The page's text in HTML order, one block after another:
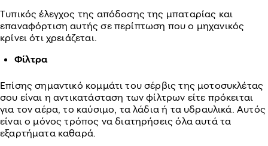
Τυπικός έλεγχος της απόδοσης της μπαταρίας και
επαναφόρτιση αυτής σε περίπτωση που ο μηχανικός
κρίνει ότι χρειάζεται.
Φίλτρα
Επίσης σημαντικό κομμάτι του σέρβις της μοτοσυκλέτας
σου είναι η αντικατάσταση των φίλτρων είτε πρόκειται
για τον αέρα, το καύσιμο, τα λάδια ή τα υδραυλικά. Αυτός
είναι ο μόνος τρόπος να διατηρήσεις όλα αυτά τα
εξαρτήματα καθαρά.